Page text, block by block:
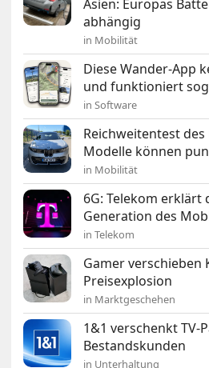
Asien: Europas
abhängig
in Mobilität
Diese Wander-App
und funktioniert
in Software
Reichweitentest des
Modelle können
in Mobilität
6G: Telekom erklärt
Generation des
in Telekom
Gamer verschieben
Preisexplosion
in Marktgeschehen
1&1 verschenkt TV-
Bestandskunden
in Unterhaltung